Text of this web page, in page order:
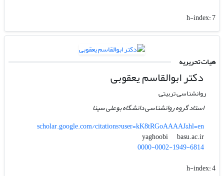
h-index:7
هیات تحریریه
دکتر ابوالقاسم یعقوبی
روانشناسی تربیتی
استاد گروه روانشناسی دانشگاه بوعلی سینا
scholar.google.com/citations?user=kK8tRGoAAAAJ&hl=en
yaghoobi
basu.ac.ir
0000-0002-1949-6814
h-index:4